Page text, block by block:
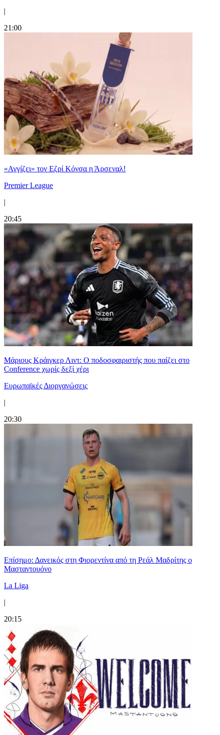
|
21:00
«Αγγίζει» τον Εζρί Κόνσα η Άρσεναλ!
Premier League
|
20:45
Μάριους Κράιγκερ Λιντ: Ο ποδοσφαιριστής που παίζει στο
Conference χωρίς δεξί χέρι
Ευρωπαϊκές Διοργανώσεις
|
20:30
Επίσημο: Δανεικός στη Φιορεντίνα από τη Ρεάλ Μαδρίτης ο
Μασταντουόνο
La Liga
|
20:15